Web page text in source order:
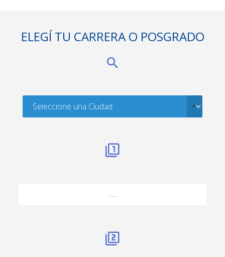
ELEGÍ TU CARRERA O POSGRADO
. . .